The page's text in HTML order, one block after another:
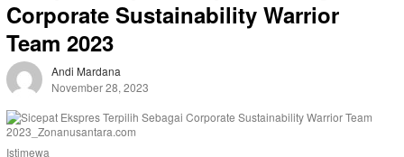
Corporate Sustainability Warrior
Team 2023
Andi Mardana
November 28, 2023
Istimewa